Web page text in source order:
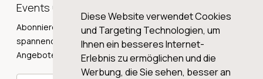
Diese Website verwendet Cookies
und Targeting Technologien, um
Ihnen ein besseres Internet-
Erlebnis zu ermöglichen und die
Werbung, die Sie sehen, besser an
Events und Neuigkeiten!
Abonnieren Sie unseren Newsletter und erhalten Sie
spannende Weingeschichten, Neuigkeiten und tolle
Angebote direkt in Ihre Mailbox.